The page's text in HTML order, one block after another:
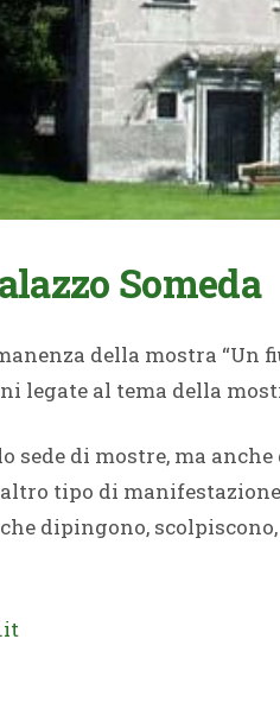
Someda
della mostra “Un
legate al tema della
sede di mostre, ma
tipo di
dipingono,